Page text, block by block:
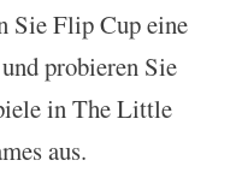
Sie Flip Cup eine
probieren Sie
in The Little
aus.